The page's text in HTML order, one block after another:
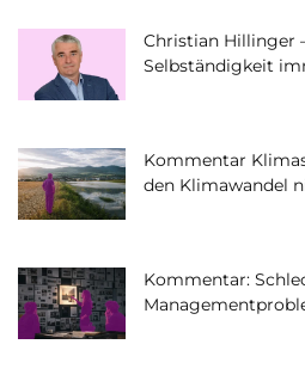
Christian Hillinger
Selbständigkeit
Kommentar
den Klimawandel
Kommentar: